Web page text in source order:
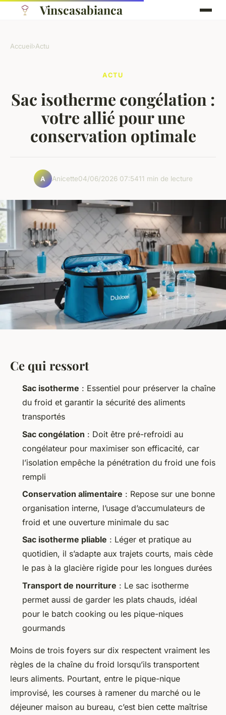
Vinscasabianca
Accueil›Actu
ACTU
Sac isotherme congélation :
votre allié pour une
conservation optimale
A Anicette04/06/2026 07:5411 min de lecture
Ce qui ressort
Sac isotherme : Essentiel pour préserver la chaîne
du froid et garantir la sécurité des aliments
transportés
Sac congélation : Doit être pré-refroidi au
congélateur pour maximiser son efficacité, car
l’isolation empêche la pénétration du froid une fois
rempli
Conservation alimentaire : Repose sur une bonne
organisation interne, l’usage d’accumulateurs de
froid et une ouverture minimale du sac
Sac isotherme pliable : Léger et pratique au
quotidien, il s’adapte aux trajets courts, mais cède
le pas à la glacière rigide pour les longues durées
Transport de nourriture : Le sac isotherme
permet aussi de garder les plats chauds, idéal
pour le batch cooking ou les pique-niques
gourmands
Moins de trois foyers sur dix respectent vraiment les
règles de la chaîne du froid lorsqu’ils transportent
leurs aliments. Pourtant, entre le pique-nique
improvisé, les courses à ramener du marché ou le
déjeuner maison au bureau, c’est bien cette maîtrise